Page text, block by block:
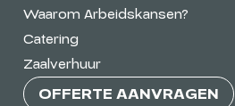
Waarom Arbeidskansen?
Catering
Zaalverhuur
OFFERTE AANVRAGEN